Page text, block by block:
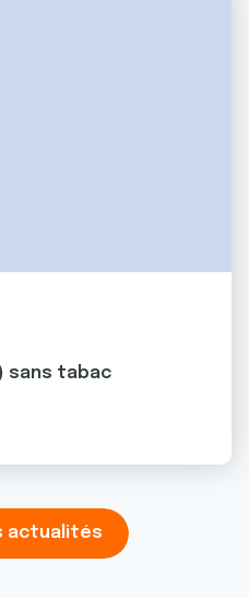
sans tabac
actualités